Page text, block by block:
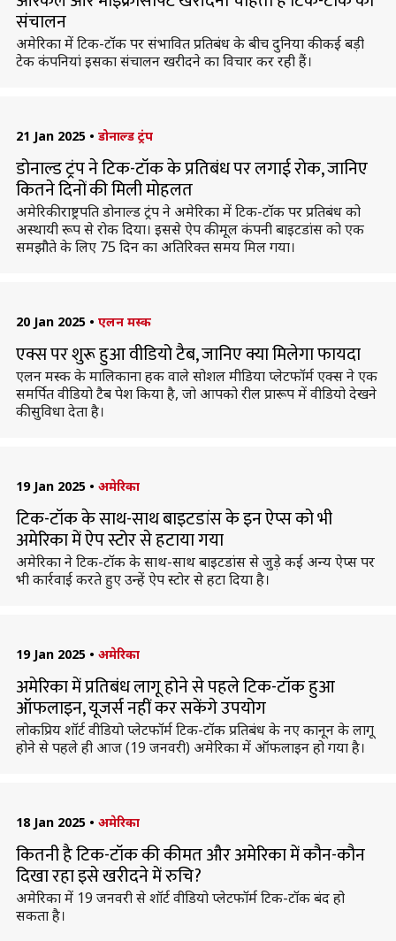
संचालन
अमेरिका में टिक-टॉक पर संभावित प्रतिबंध के बीच दुनिया की कई बड़ी
टेक कंपनियां इसका संचालन खरीदने का विचार कर रही हैं।
21 Jan 2025 • डोनाल्ड ट्रंप
डोनाल्ड ट्रंप ने टिक-टॉक के प्रतिबंध पर लगाई रोक, जानिए
कितने दिनों की मिली मोहलत
अमेरिकी राष्ट्रपति डोनाल्ड ट्रंप ने अमेरिका में टिक-टॉक पर प्रतिबंध को
अस्थायी रूप से रोक दिया। इससे ऐप की मूल कंपनी बाइटडांस को एक
समझौते के लिए 75 दिन का अतिरिक्त समय मिल गया।
20 Jan 2025 • एलन मस्क
एक्स पर शुरू हुआ वीडियो टैब, जानिए क्या मिलेगा फायदा
एलन मस्क के मालिकाना हक वाले सोशल मीडिया प्लेटफॉर्म एक्स ने एक
समर्पित वीडियो टैब पेश किया है, जो आपको रील प्रारूप में वीडियो देखने
की सुविधा देता है।
19 Jan 2025 • अमेरिका
टिक-टॉक के साथ-साथ बाइटडांस के इन ऐप्स को भी
अमेरिका में ऐप स्टोर से हटाया गया
अमेरिका ने टिक-टॉक के साथ-साथ बाइटडांस से जुड़े कई अन्य ऐप्स पर
भी कार्रवाई करते हुए उन्हें ऐप स्टोर से हटा दिया है।
19 Jan 2025 • अमेरिका
अमेरिका में प्रतिबंध लागू होने से पहले टिक-टॉक हुआ
ऑफलाइन, यूजर्स नहीं कर सकेंगे उपयोग
लोकप्रिय शॉर्ट वीडियो प्लेटफॉर्म टिक-टॉक प्रतिबंध के नए कानून के लागू
होने से पहले ही आज (19 जनवरी) अमेरिका में ऑफलाइन हो गया है।
18 Jan 2025 • अमेरिका
कितनी है टिक-टॉक की कीमत और अमेरिका में कौन-कौन
दिखा रहा इसे खरीदने में रुचि?
अमेरिका में 19 जनवरी से शॉर्ट वीडियो प्लेटफॉर्म टिक-टॉक बंद हो
सकता है।